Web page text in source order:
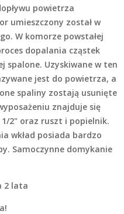
powietrza
umieszczony został w
W komorze powstałej
dopalania cząstek
spalone. Uzyskiwane w ten
jest do powietrza, a
spaliny zostają usunięte
znajduje się
1/2" oraz ruszt i popielnik.
wkład posiada bardzo
Samoczynne domykanie
2 lata